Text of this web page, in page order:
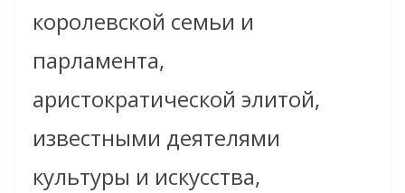
королевской семьи и
парламента,
аристократической элитой,
известными деятелями
культуры и искусства,